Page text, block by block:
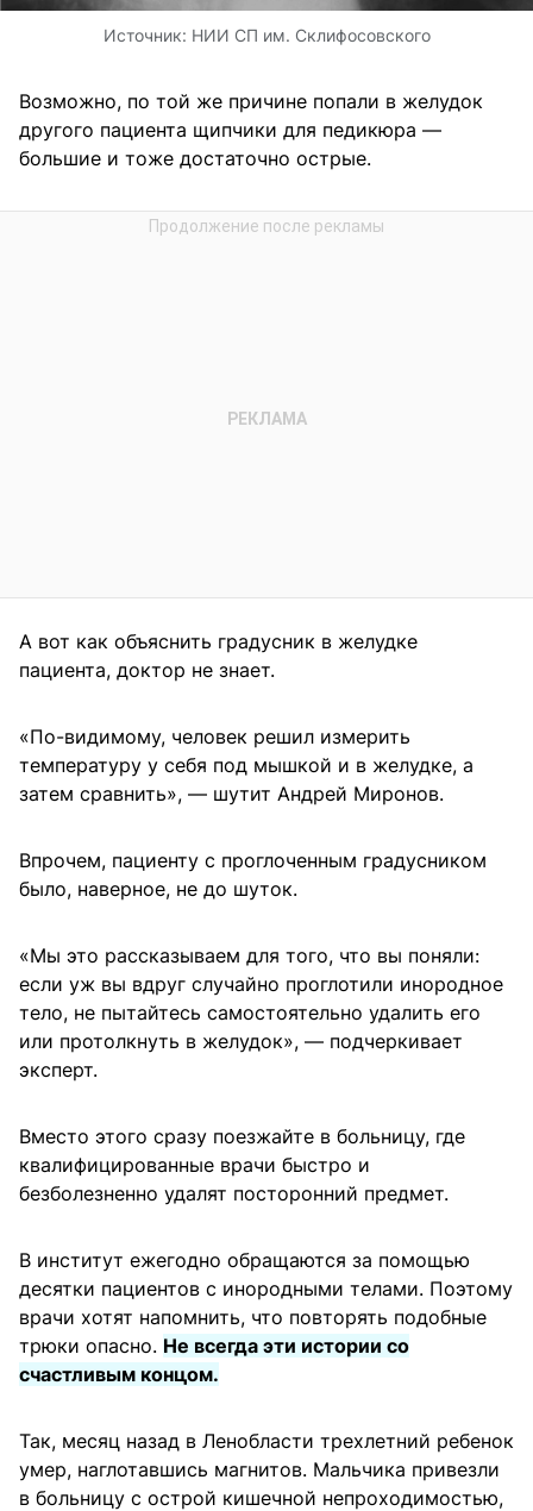
Источник: НИИ СП им. Склифосовского
Возможно, по той же причине попали в желудок
другого пациента щипчики для педикюра —
большие и тоже достаточно острые.
А вот как объяснить градусник в желудке
пациента, доктор не знает.
«По-видимому, человек решил измерить
температуру у себя под мышкой и в желудке, а
затем сравнить», — шутит Андрей Миронов.
Впрочем, пациенту с проглоченным градусником
было, наверное, не до шуток.
«Мы это рассказываем для того, что вы поняли:
если уж вы вдруг случайно проглотили инородное
тело, не пытайтесь самостоятельно удалить его
или протолкнуть в желудок», — подчеркивает
эксперт.
Вместо этого сразу поезжайте в больницу, где
квалифицированные врачи быстро и
безболезненно удалят посторонний предмет.
В институт ежегодно обращаются за помощью
десятки пациентов с инородными телами. Поэтому
врачи хотят напомнить, что повторять подобные
трюки опасно. Не всегда эти истории со
счастливым концом.
Так, месяц назад в Ленобласти трехлетний ребенок
умер, наглотавшись магнитов. Мальчика привезли
в больницу с острой кишечной непроходимостью,